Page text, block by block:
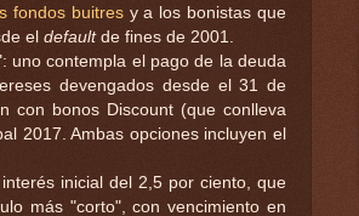
fondos buitresy a los bonistas que
el default de fines de 2001.
uno contempla el pago de la deuda
devengados desde el 31 de
con bonos Discount (que conlleva
2017. Ambas opciones incluyen el
inicial del 2,5 por ciento, que
más "corto", con vencimiento en